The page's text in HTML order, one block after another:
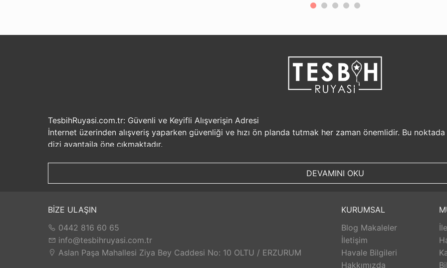
TesbihRuyasi.com.tr: Güvenli ve Keyifli Alışverişin Adresi
İnternet üzerinden alışveriş yaparken güvenliği ve hızı ön planda tutmak her zaman önemlidir. Bu
dizi avantajla öne çıkmaktadır.
seçenekleri ile rahatça alışveriş yapabilirsiniz. Sizin için değerli olan bilgilerin güvende olduğunu bilerek,
İade ve Değişim İmkanı: Memnuniyetsizlik durumunda TesbihRuyasi.com.tr,
iade ve değişim imkanı sunar.
değilse, kolayca iade edebilir veya değişim yapabilirsiniz. Bu sayede alışveriş deneyiminizde herhangi
Satış Sonrası Destek: TesbihRuyasi.com.tr, satın aldığınız ürünlerin arkasında durur ve satış sonrası
yaşarsanız veya yardıma ihtiyacınız olursa, müşteri hizmetleri ekibi size yardımcı olacaktır. Bu sayede
TesbihRuyasi.com.tr güvenli, hızlı ve müşteri odaklı bir alışveriş deneyimi sunar. Siz de bu avantajlardan
DEVAMINI OKU
BİZE ULAŞIN
0442 816 60 65
info@tesbihruyasi.com.tr
Aslan Paşa Mahallesi Ziya Bey Caddesi No: 10 OLTU / ERZURUM
KURUMSAL
Blog Makaleler
İletişim
Havale Bilgileri
Hakkımızda